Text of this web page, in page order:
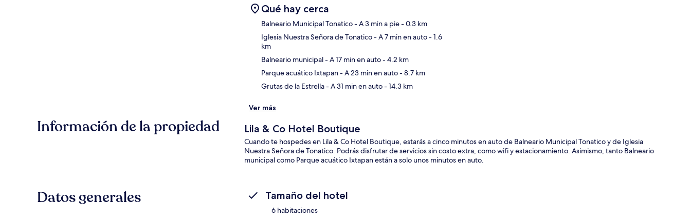
Qué hay cerca
Balneario Municipal Tonatico- A 3 min a pie- 0.3 km
Iglesia Nuestra Señora de Tonatico- A 7 min en auto- 1.6
km
Balneario municipal- A 17 min en auto- 4.2 km
Parque acuático Ixtapan- A 23 min en auto- 8.7 km
Grutas de la Estrella- A 31 min en auto- 14.3 km
Ver más
Información de la propiedad Lila & Co Hotel Boutique
Cuando te hospedes en Lila & Co Hotel Boutique, estarás a cinco minutos en auto de Balneario Municipal Tonatico y de Iglesia
Nuestra Señora de Tonatico. Podrás disfrutar de servicios sin costo extra, como wifi y estacionamiento. Asimismo, tanto Balneario
municipal como Parque acuático Ixtapan están a solo unos minutos en auto.
Datos generales Tamaño del hotel
6 habitaciones